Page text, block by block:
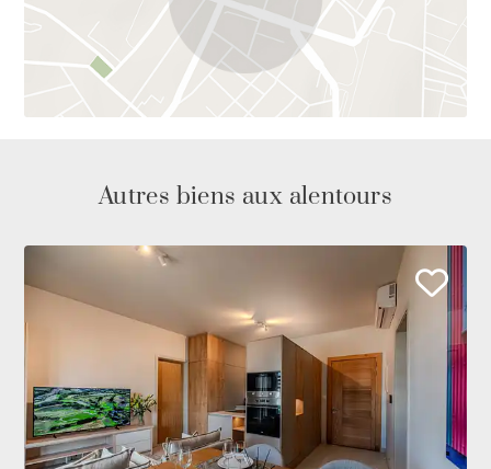
Autres biens aux alentours